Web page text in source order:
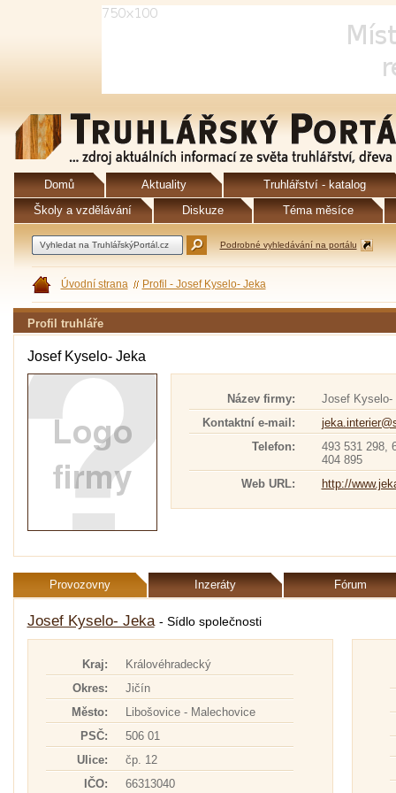
Domů Aktuality
Truhlářství - katalog
Školy a vzdělávání
Diskuze Téma měsíce
Podrobné vyhledávání na portálu
Úvodní strana Profil - Josef Kyselo- Jeka
Profil truhláře
Josef Kyselo- Jeka
Název firmy:
Josef Kyselo-
Kontaktní e-mail:
Telefon:
493 531 298,
404 895
Web URL:
http://
Provozovny Inzeráty Fórum
Josef Kyselo- Jeka - Sídlo společnosti
Kraj:
Královéhradecký
Okres:
Jičín
Město:
Libošovice - Malechovice
PSČ:
506 01
Ulice:
čp. 12
IČO:
66313040